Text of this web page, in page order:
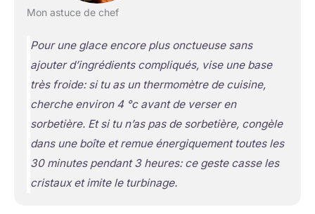
Mon astuce de chef
Pour une glace encore plus onctueuse sans
ajouter d’ingrédients compliqués, vise une base
très froide: si tu as un thermomètre de cuisine,
cherche environ 4 °c avant de verser en
sorbetière. Et si tu n’as pas de sorbetière, congèle
dans une boîte et remue énergiquement toutes les
30 minutes pendant 3 heures: ce geste casse les
cristaux et imite le turbinage.